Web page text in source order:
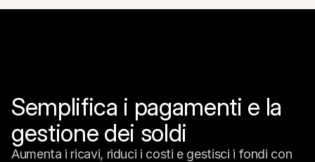
Semplifica i pagamenti e la
gestione dei soldi
Aumenta i ricavi, riduci i costi e gestisci i fondi con